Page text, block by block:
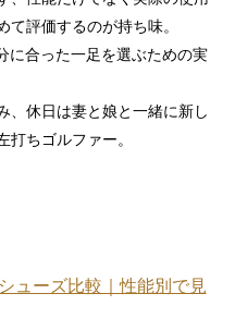
評価するのが持ち味。
に合った一足を選ぶための実
、休日は妻と娘と一緒に新し
ちゴルファー。
ューズ比較｜性能別で見